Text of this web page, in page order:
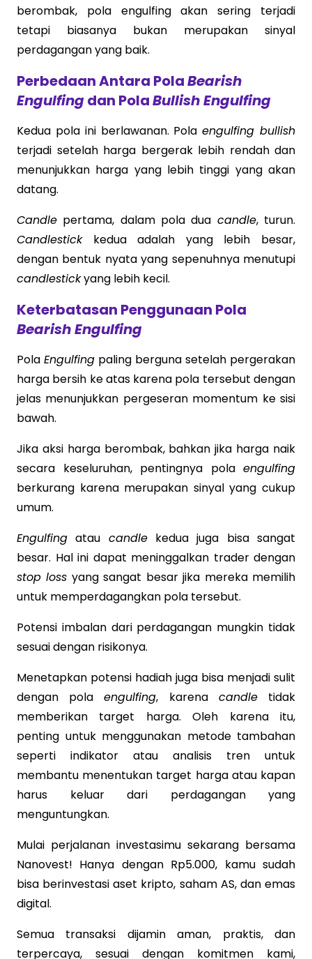
berombak, pola engulfing akan sering terjadi
tetapi biasanya bukan merupakan sinyal
perdagangan yang baik.
Perbedaan Antara PolaBearish
Engulfingdan PolaBullish Engulfing
Kedua pola ini berlawanan. Polaengulfing bullish
terjadi setelah harga bergerak lebih rendah dan
menunjukkan harga yang lebih tinggi yang akan
datang.
Candle pertama, dalam pola dua candle, turun.
Candlestickkedua adalah yang lebih besar,
dengan bentuk nyata yang sepenuhnya menutupi
candlestickyang lebih kecil.
Keterbatasan Penggunaan Pola
Bearish Engulfing
Pola Engulfing paling berguna setelah pergerakan
harga bersih ke atas karena pola tersebut dengan
jelas menunjukkan pergeseran momentum ke sisi
bawah.
Jika aksi harga berombak, bahkan jika harga naik
secara keseluruhan, pentingnya pola engulfing
berkurang karena merupakan sinyal yang cukup
umum.
Engulfing atau candlekedua juga bisa sangat
besar. Hal ini dapat meninggalkan trader dengan
stop loss yang sangat besar jika mereka memilih
untuk memperdagangkan pola tersebut.
Potensi imbalan dari perdagangan mungkin tidak
sesuai dengan risikonya.
Menetapkan potensi hadiah juga bisa menjadi sulit
dengan polaengulfing, karena candletidak
memberikan target harga. Oleh karena itu,
penting untuk menggunakan metode tambahan
seperti indikator atau analisis tren untuk
membantu menentukan target harga atau kapan
harus keluar dari perdagangan yang
menguntungkan.
Mulai perjalanan investasimu sekarang bersama
Nanovest! Hanya dengan Rp5.000, kamu sudah
bisa berinvestasi aset kripto, saham AS, dan emas
digital.
Semua transaksi dijamin aman, praktis, dan
terpercaya, sesuai dengan komitmen kami,